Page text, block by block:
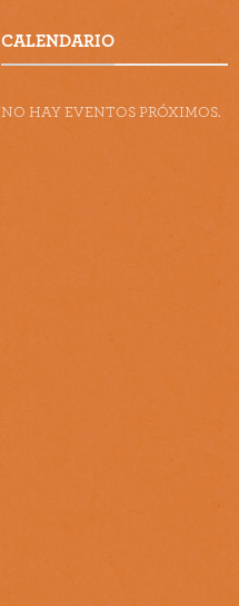
CALENDARIO
NO HAY EVENTOS PRÓXIMOS.